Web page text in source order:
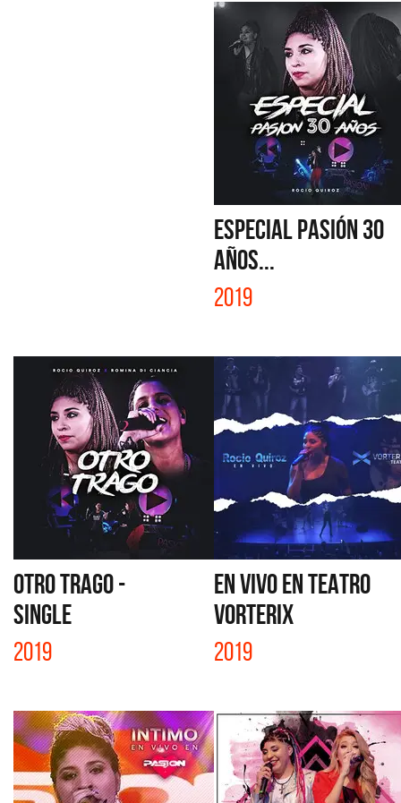
ESPECIAL PASIÓN 30
AÑOS...
2019
OTRO TRAGO -
SINGLE
2019
EN VIVO EN TEATRO
VORTERIX
2019